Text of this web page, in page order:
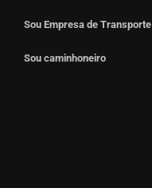
Sou Empresa de Transporte
Sou caminhoneiro